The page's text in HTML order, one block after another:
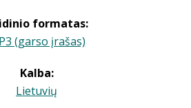
formatas:
(garso įrašas)
Kalba:
Lietuvių